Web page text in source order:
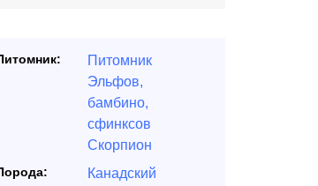
Питомник
Эльфов,
бамбино,
сфинксов
Скорпион
Канадский